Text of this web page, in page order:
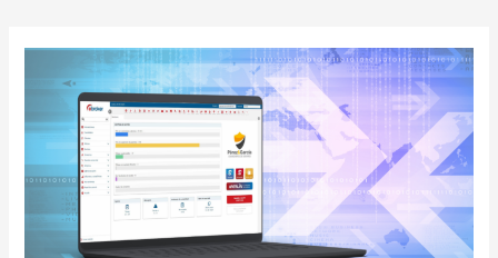
OCCIDENT
REALE
INICIAN
CON
EBROKER
LA
PUESTA
EN
MARCHA
DE
LA
BIDIRECCIONALIDAD
SECTORIAL